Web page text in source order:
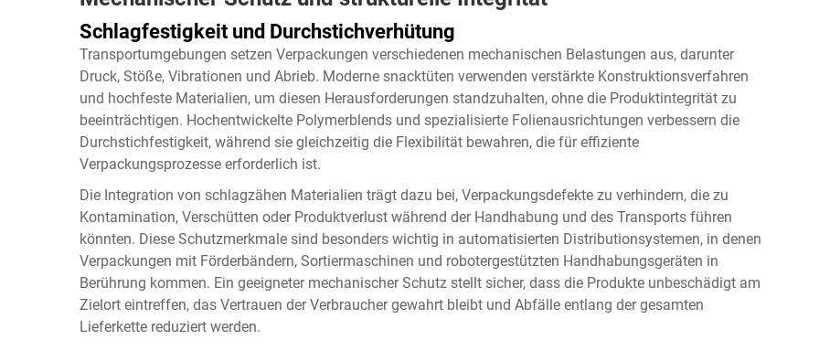
Schlagfestigkeit und Durchstichverhütung
Transportumgebungen setzen Verpackungen verschiedenen mechanischen Belastungen aus, darunter
Druck, Stöße, Vibrationen und Abrieb. Moderne snacktüten verwenden verstärkte Konstruktionsverfahren
und hochfeste Materialien, um diesen Herausforderungen standzuhalten, ohne die Produktintegrität zu
beeinträchtigen. Hochentwickelte Polymerblends und spezialisierte Folienausrichtungen verbessern die
Durchstichfestigkeit, während sie gleichzeitig die Flexibilität bewahren, die für effiziente
Verpackungsprozesse erforderlich ist.
Die Integration von schlagzähen Materialien trägt dazu bei, Verpackungsdefekte zu verhindern, die zu
Kontamination, Verschütten oder Produktverlust während der Handhabung und des Transports führen
könnten. Diese Schutzmerkmale sind besonders wichtig in automatisierten Distributionsystemen, in denen
Verpackungen mit Förderbändern, Sortiermaschinen und robotergestützten Handhabungsgeräten in
Berührung kommen. Ein geeigneter mechanischer Schutz stellt sicher, dass die Produkte unbeschädigt am
Zielort eintreffen, das Vertrauen der Verbraucher gewahrt bleibt und Abfälle entlang der gesamten
Lieferkette reduziert werden.